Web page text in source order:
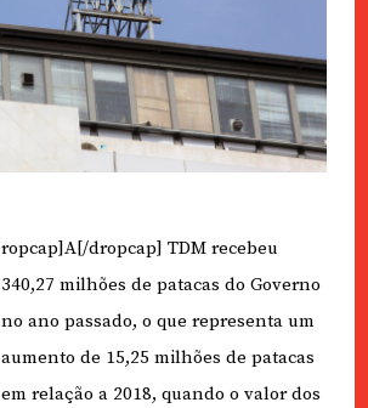
ropcap]A[/dropcap] TDM recebeu
340,27 milhões de patacas do Governo
no ano passado, o que representa um
aumento de 15,25 milhões de patacas
em relação a 2018, quando o valor dos